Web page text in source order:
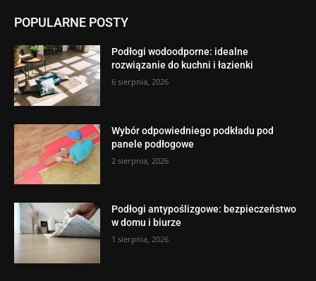
POPULARNE POSTY
Podłogi wodoodporne: idealne
rozwiązanie do kuchni i łazienki
6 sierpnia, 2026
Wybór odpowiedniego podkładu pod
panele podłogowe
2 sierpnia, 2026
Podłogi antypoślizgowe: bezpieczeństwo
w domu i biurze
1 sierpnia, 2026